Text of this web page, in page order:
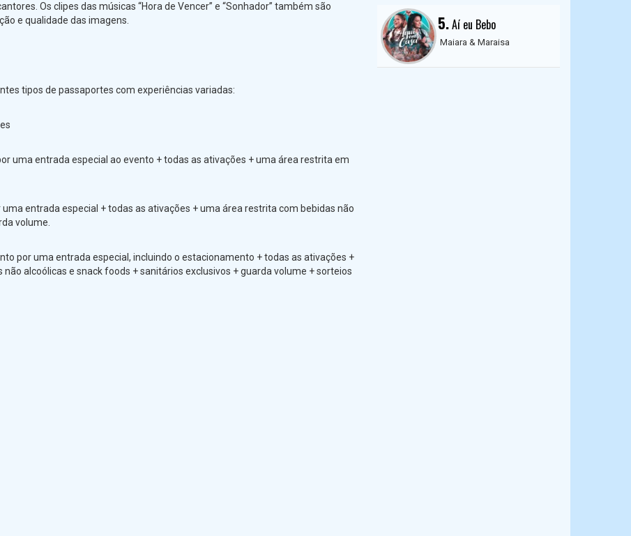
Os clipes das músicas “Hora de Vencer” e “Sonhador” também são
e qualidade das imagens.
tipos de passaportes com experiências variadas:
uma entrada especial ao evento + todas as ativações + uma área restrita em
entrada especial + todas as ativações + uma área restrita com bebidas não
volume.
por uma entrada especial, incluindo o estacionamento + todas as ativações +
alcoólicas e snack foods + sanitários exclusivos + guarda volume + sorteios
5.Aí eu Bebo
Maiara & Maraisa